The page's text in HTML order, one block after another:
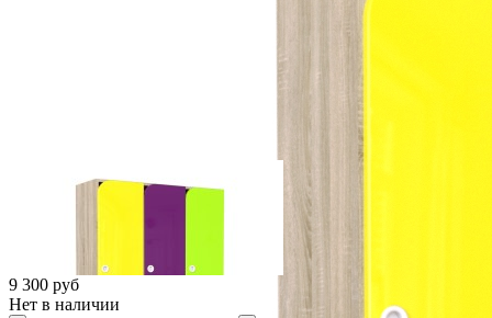
9 300 руб
Нет в наличии